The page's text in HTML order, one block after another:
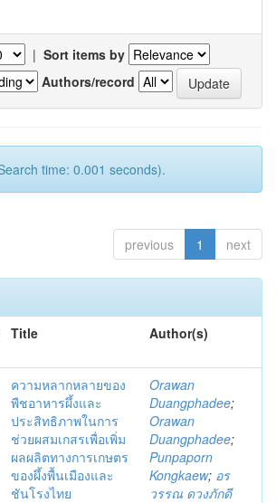
| Sort items by
Authors/record
time: 0.001 seconds).
previous 1 next
Title Author(s)
ความหลากหลายของ
พืชอาหารผึ้งและ
ประสิทธิภาพในการ
ช่วยผสมเกสรเพื่อเพิ่ม
ผลผลิตทางการเกษตร
ของผึ้งพื้นเมืองและ
ชันโรงไทย
Orawan
Duangphadee;
Orawan
Duangphadee;
Punpaporn
Kongkaew; อร
วรรณ ดวงภักดี